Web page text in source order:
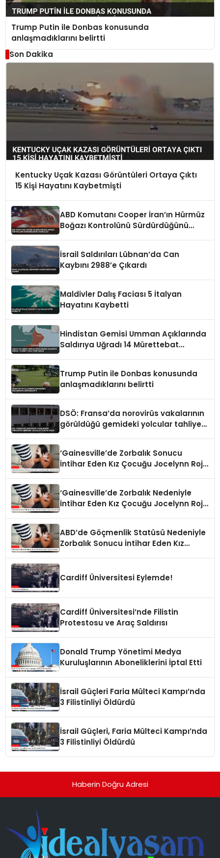
Trump Putin ile Donbas konusunda
anlaşmadıklarını belirtti
Son Dakika
Kentucky Uçak Kazası Görüntüleri Ortaya Çıktı
15 Kişi Hayatını Kaybetmişti
ABD Komutanı Cooper İran’ın Hürmüz
Boğazı Kontrolünü Sürdürdüğünü
İsrail Saldırıları Lübnan’da Can
Kaybını 2988’e Çıkardı
Maldivler Dalış Faciası 5 İtalyan
Hayatını Kaybetti
Hindistan Gemisi Umman Açıklarında
Saldırıya Uğradı 14 Mürettebat
Trump Putin ile Donbas konusunda
anlaşmadıklarını belirtti
DSÖ: Fransa’da norovirüs vakalarının
görüldüğü gemideki yolcular tahliye
‘Gainesville’de Zorbalık Sonucu
İntihar Eden Kız Çocuğu Jocelynn Rojo
‘Gainesville’de Zorbalık Nedeniyle
İntihar Eden Kız Çocuğu Jocelynn Rojo
ABD’de Göçmenlik Statüsü Nedeniyle
Zorbalık Sonucu İntihar Eden Kız
Cardiff Üniversitesi Eylemde!
Cardiff Üniversitesi’nde Filistin
Protestosu ve Araç Saldırısı
Donald Trump Yönetimi Medya
Kuruluşlarının Aboneliklerini İptal Etti
İsrail Güçleri Faria Mülteci Kampı’nda
3 Filistinliyi Öldürdü
İsrail Güçleri, Faria Mülteci Kampı’nda
3 Filistinliyi Öldürdü
Haberin Doğru Adresi